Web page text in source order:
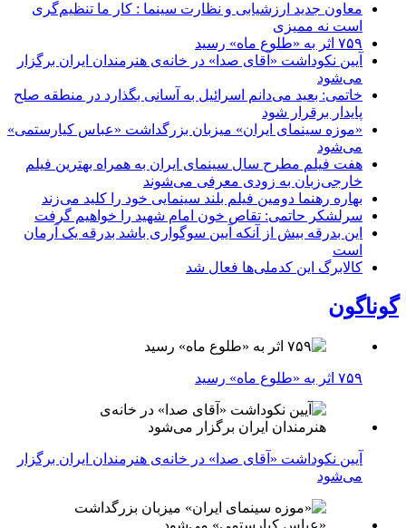
معاون جدید ارزشیابی و نظارت سینما : کار ما تنظیم‌گری
است نه ممیزی
۷۵۹ اثر به «طلوع ماه» رسید
آیین نکوداشت «آقای صدا» در خانه‌ی هنرمندان ایران برگزار
می‌شود
خاتمی: بعید می‌دانم اسرائیل به آسانی بگذارد در منطقه صلح
پایدار برقرار شود
«موزه سینمای ایران» میزبان بزرگداشت «عباس کیارستمی»
می‌شود
هفت فیلم مطرح سال سینمای ایران به همراه بهترین فیلم
خارجی‌زبان به زودی معرفی می‌شوند
بهاره رهنما دومین فیلم بلند سینمایی خود را کلید می‌زند
سرلشکر حاتمی: تقاص خون امام شهید را خواهیم گرفت
این بدرقه بیش از آنکه آیین سوگواری باشد بدرقه یک آرمان
است
کالابرگ این کدملی‌ها فعال شد
گوناگون
۷۵۹ اثر به «طلوع ماه» رسید
آیین نکوداشت «آقای صدا» در خانه‌ی هنرمندان ایران برگزار
می‌شود